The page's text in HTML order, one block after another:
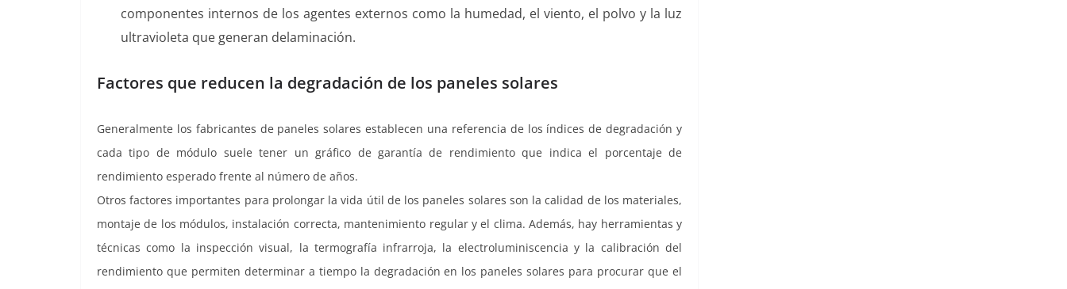
componentes internos de los agentes externos como la humedad, el viento, el polvo y la luz
ultravioleta que generan delaminación.
Factores que reducen la degradación de los paneles solares
Generalmente los fabricantes de paneles solares establecen una referencia de los índices de degradación y
cada tipo de módulo suele tener un gráfico de garantía de rendimiento que indica el porcentaje de
rendimiento esperado frente al número de años.
Otros factores importantes para prolongar la vida útil de los paneles solares son la calidad de los materiales,
montaje de los módulos, instalación correcta, mantenimiento regular y el clima. Además, hay herramientas y
técnicas como la inspección visual, la termografía infrarroja, la electroluminiscencia y la calibración del
rendimiento que permiten determinar a tiempo la degradación en los paneles solares para procurar que el